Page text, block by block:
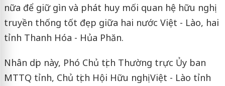
nữa để giữ gìn và phát huy mối quan hệ hữu nghị
truyền thống tốt đẹp giữa hai nước Việt - Lào, hai
tỉnh Thanh Hóa - Hủa Phăn.
Nhân dịp này, Phó Chủ tịch Thường trực Ủy ban
MTTQ tỉnh, Chủ tịch Hội Hữu nghị Việt - Lào tỉnh